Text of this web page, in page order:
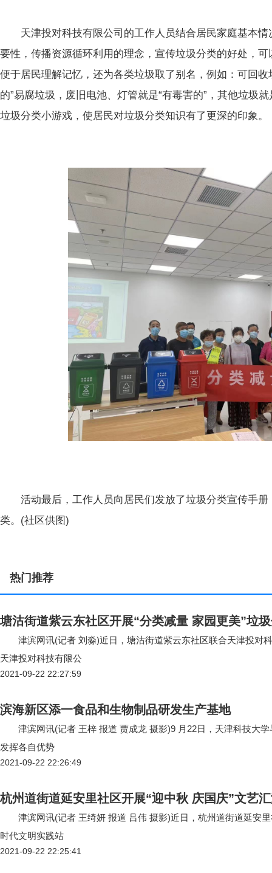
天津投对科技有限公司的工作人员结合居民家庭基本情
要性，传播资源循环利用的理念，宣传垃圾分类的好处，
便于居民理解记忆，还为各类垃圾取了别名，例如：可回
的”易腐垃圾，废旧电池、灯管就是“有毒害的”，其他垃圾
垃圾分类小游戏，使居民对垃圾分类知识有了更深的印象。
活动最后，工作人员向居民们发放了垃圾分类宣传手册
类。(社区供图)
热门推荐
塘沽街道紫云东社区开展“分类减量 家园更美”垃
津滨网讯(记者 刘淼)近日，塘沽街道紫云东社区联合天津
天津投对科技有限公
2021-09-22 22:27:59
滨海新区添一食品和生物制品研发生产基地
津滨网讯(记者 王梓 报道 贾成龙 摄影)9 月22日，天津科技大学
发挥各自优势
2021-09-22 22:26:49
杭州道街道延安里社区开展“迎中秋 庆国庆”文艺
津滨网讯(记者 王绮妍 报道 吕伟 摄影)近日，杭州道街道延安
时代文明实践站
2021-09-22 22:25:41